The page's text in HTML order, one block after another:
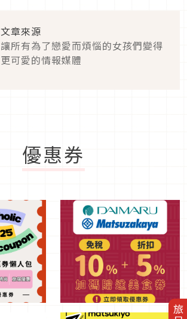
文章來源
讓所有為了戀愛而煩惱的女孩們變得
更可愛的情報媒體
優惠券